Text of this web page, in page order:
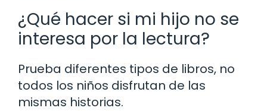
¿Qué hacer si mi hijo no se
interesa por la lectura?
Prueba diferentes tipos de libros, no
todos los niños disfrutan de las
mismas historias.